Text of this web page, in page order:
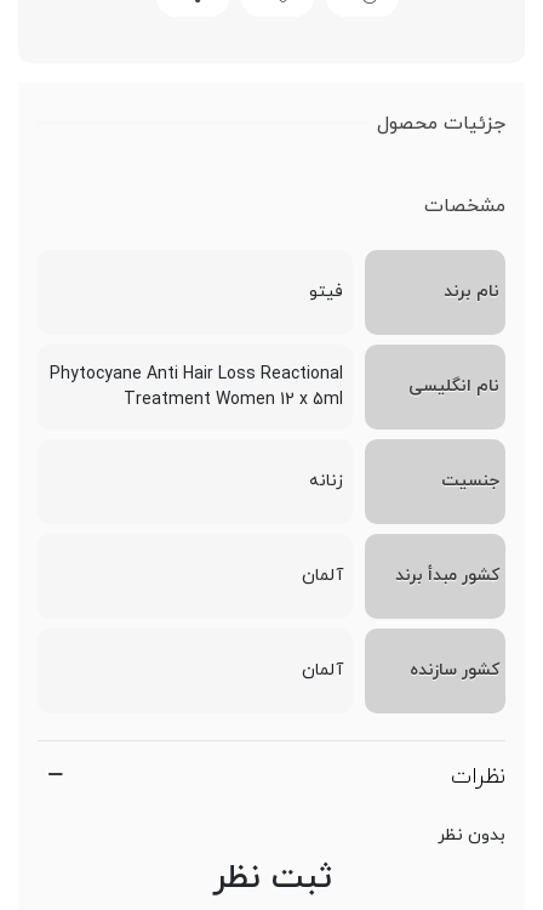
جزئیات محصول
مشخصات
نام برند فیتو
نام انگلیسی
Phytocyane Anti Hair Loss Reactional
Treatment Women 12 x 5ml
جنسیت زنانه
کشور مبدأ برند آلمان
کشور سازنده آلمان
نظرات
بدون نظر
ثبت نظر